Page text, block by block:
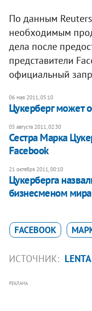
По данным
необходимым
дела после
представители
официальный
06 мая 2011, 05:10
Цукерберг может
05 августа 2011, 02:30
Сестра Марка
Faсebook
21 октября 2011, 00:10
Цукерберга
бизнесменом мира
FACEBOOK
ИСТОЧНИК:
РЕКЛАМА